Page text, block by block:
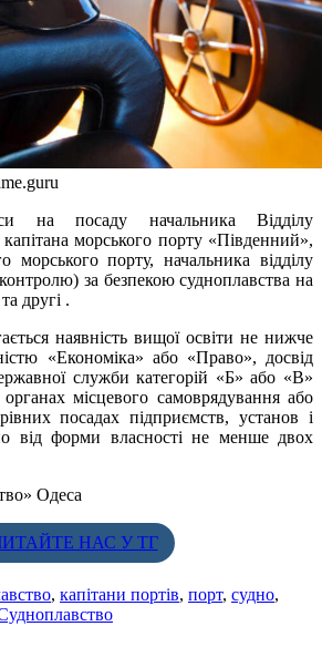
на посаду начальника Відділу
морського порту «Південний»,
морського порту, начальника відділу
за безпекою судноплавства на
другі .
наявність вищої освіти не нижче
«Економіка» або «Право», досвід
служби категорій «Б» або «В»
місцевого самоврядування або
посадах підприємств, установ і
від форми власності не менше двох
Одеса
НАС У ТГ
, капітани портів, порт, судно,